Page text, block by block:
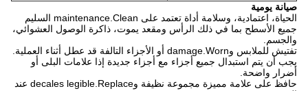
صيانة يومية
الحياة، اعتمادية، وسلامة أداة تعتمد على maintenance.Clean السليم
جميع الأسطح بما في ذلك الرأس ومقعد يموت، ذاكرة الوصول العشوائي،
والجسم.
تفتيش للملابس وdamage.Worn أو الأجزاء التالفة قد عطل أثناء العملية.
يجب أن يتم استبدال جميع أجزاء مع أجزاء جديدة إذا علامات البلى أو
أضرار واضحة.
حافظ على علامة مميزة مجموعة نظيفة وdecales legible.Replace عند